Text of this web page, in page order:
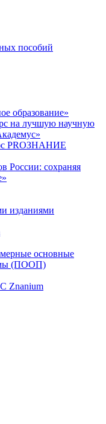
пособий
образование»
на лучшую научную
PROЗНАНИЕ
России: сохраняя
изданиями
основные
(ПООП)
Znanium